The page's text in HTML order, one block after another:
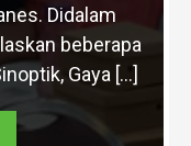
Didalam
beberapa
Gaya […]